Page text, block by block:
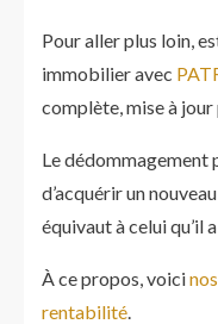
Pour aller plus loin,
immobilier avec
complète, mise à jour
Le dédommagement
d’acquérir un
équivaut à celui qu’il
À ce propos, voici
rentabilité.